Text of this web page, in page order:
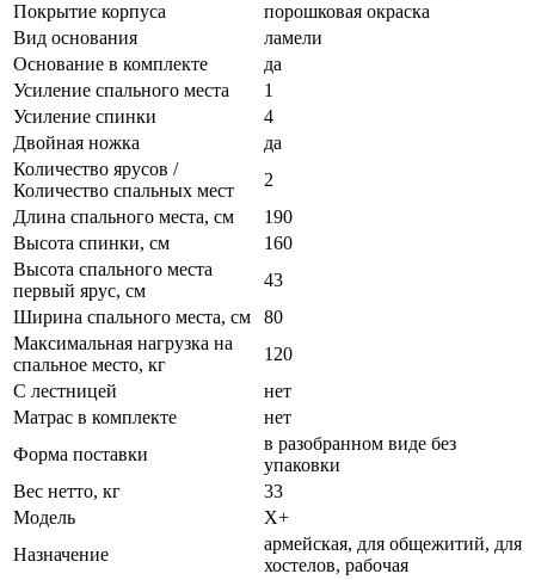
Покрытие корпуса
порошковая окраска
Вид основания
ламели
Основание в комплекте
да
Усиление спального места
1
Усиление спинки
4
Двойная ножка
да
Количество ярусов /
Количество спальных мест
2
Длина спального места, см
190
Высота спинки, см
160
Высота спального места
первый ярус, см
43
Ширина спального места, см
80
Максимальная нагрузка на
спальное место, кг
120
С лестницей
нет
Матрас в комплекте
нет
Форма поставки
в разобранном виде без
упаковки
Вес нетто, кг
33
Модель
Х+
Назначение
армейская, для общежитий, для
хостелов, рабочая